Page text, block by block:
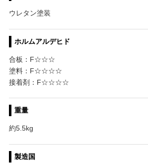
ウレタン塗装
ホルムアルデヒド
合板：F☆☆☆
塗料：F☆☆☆☆
接着剤：F☆☆☆☆
重量
約5.5kg
製造国